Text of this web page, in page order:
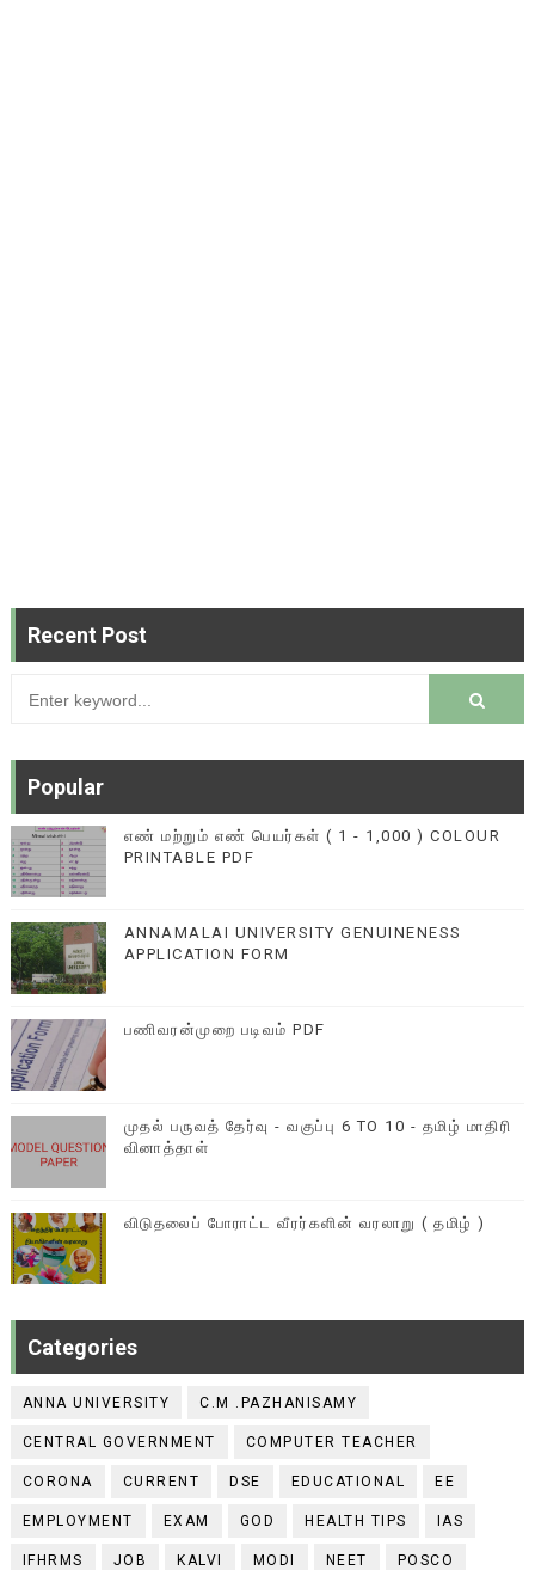
Recent Post
Popular
எண் மற்றும் எண் பெயர்கள் ( 1 - 1,000 ) COLOUR
PRINTABLE PDF
ANNAMALAI UNIVERSITY GENUINENESS
APPLICATION FORM
பணிவரன்முறை படிவம் PDF
முதல் பருவத் தேர்வு - வகுப்பு 6 TO 10 - தமிழ் மாதிரி
வினாத்தாள்
விடுதலைப் போராட்ட வீரர்களின் வரலாறு ( தமிழ் )
Categories
ANNA UNIVERSITY C.M .PAZHANISAMY
CENTRAL GOVERNMENT COMPUTER TEACHER
CORONA CURRENT DSE EDUCATIONAL EE
EMPLOYMENT EXAM GOD HEALTH TIPS IAS
IFHRMS JOB KALVI MODI NEET POSCO